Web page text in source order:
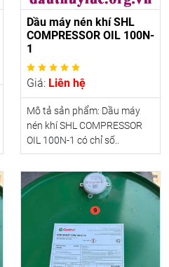
Dầu máy nén khí SHL
COMPRESSOR OIL 100N-
1
Giá: Liên hệ
Mô tả sản phẩm: Dầu máy
nén khí SHL COMPRESSOR
OIL 100N-1 có chỉ số..